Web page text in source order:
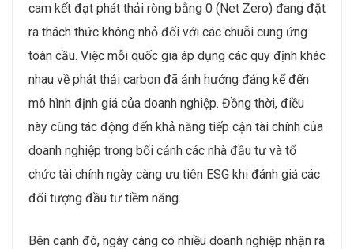
cam kết đạt phát thải ròng bằng 0 (Net Zero) đang đặt
ra thách thức không nhỏ đối với các chuỗi cung ứng
toàn cầu. Việc mỗi quốc gia áp dụng các quy định khác
nhau về phát thải carbon đã ảnh hưởng đáng kể đến
mô hình định giá của doanh nghiệp. Đồng thời, điều
này cũng tác động đến khả năng tiếp cận tài chính của
doanh nghiệp trong bối cảnh các nhà đầu tư và tổ
chức tài chính ngày càng ưu tiên ESG khi đánh giá các
đối tượng đầu tư tiềm năng.
Bên cạnh đó, ngày càng có nhiều doanh nghiệp nhận ra